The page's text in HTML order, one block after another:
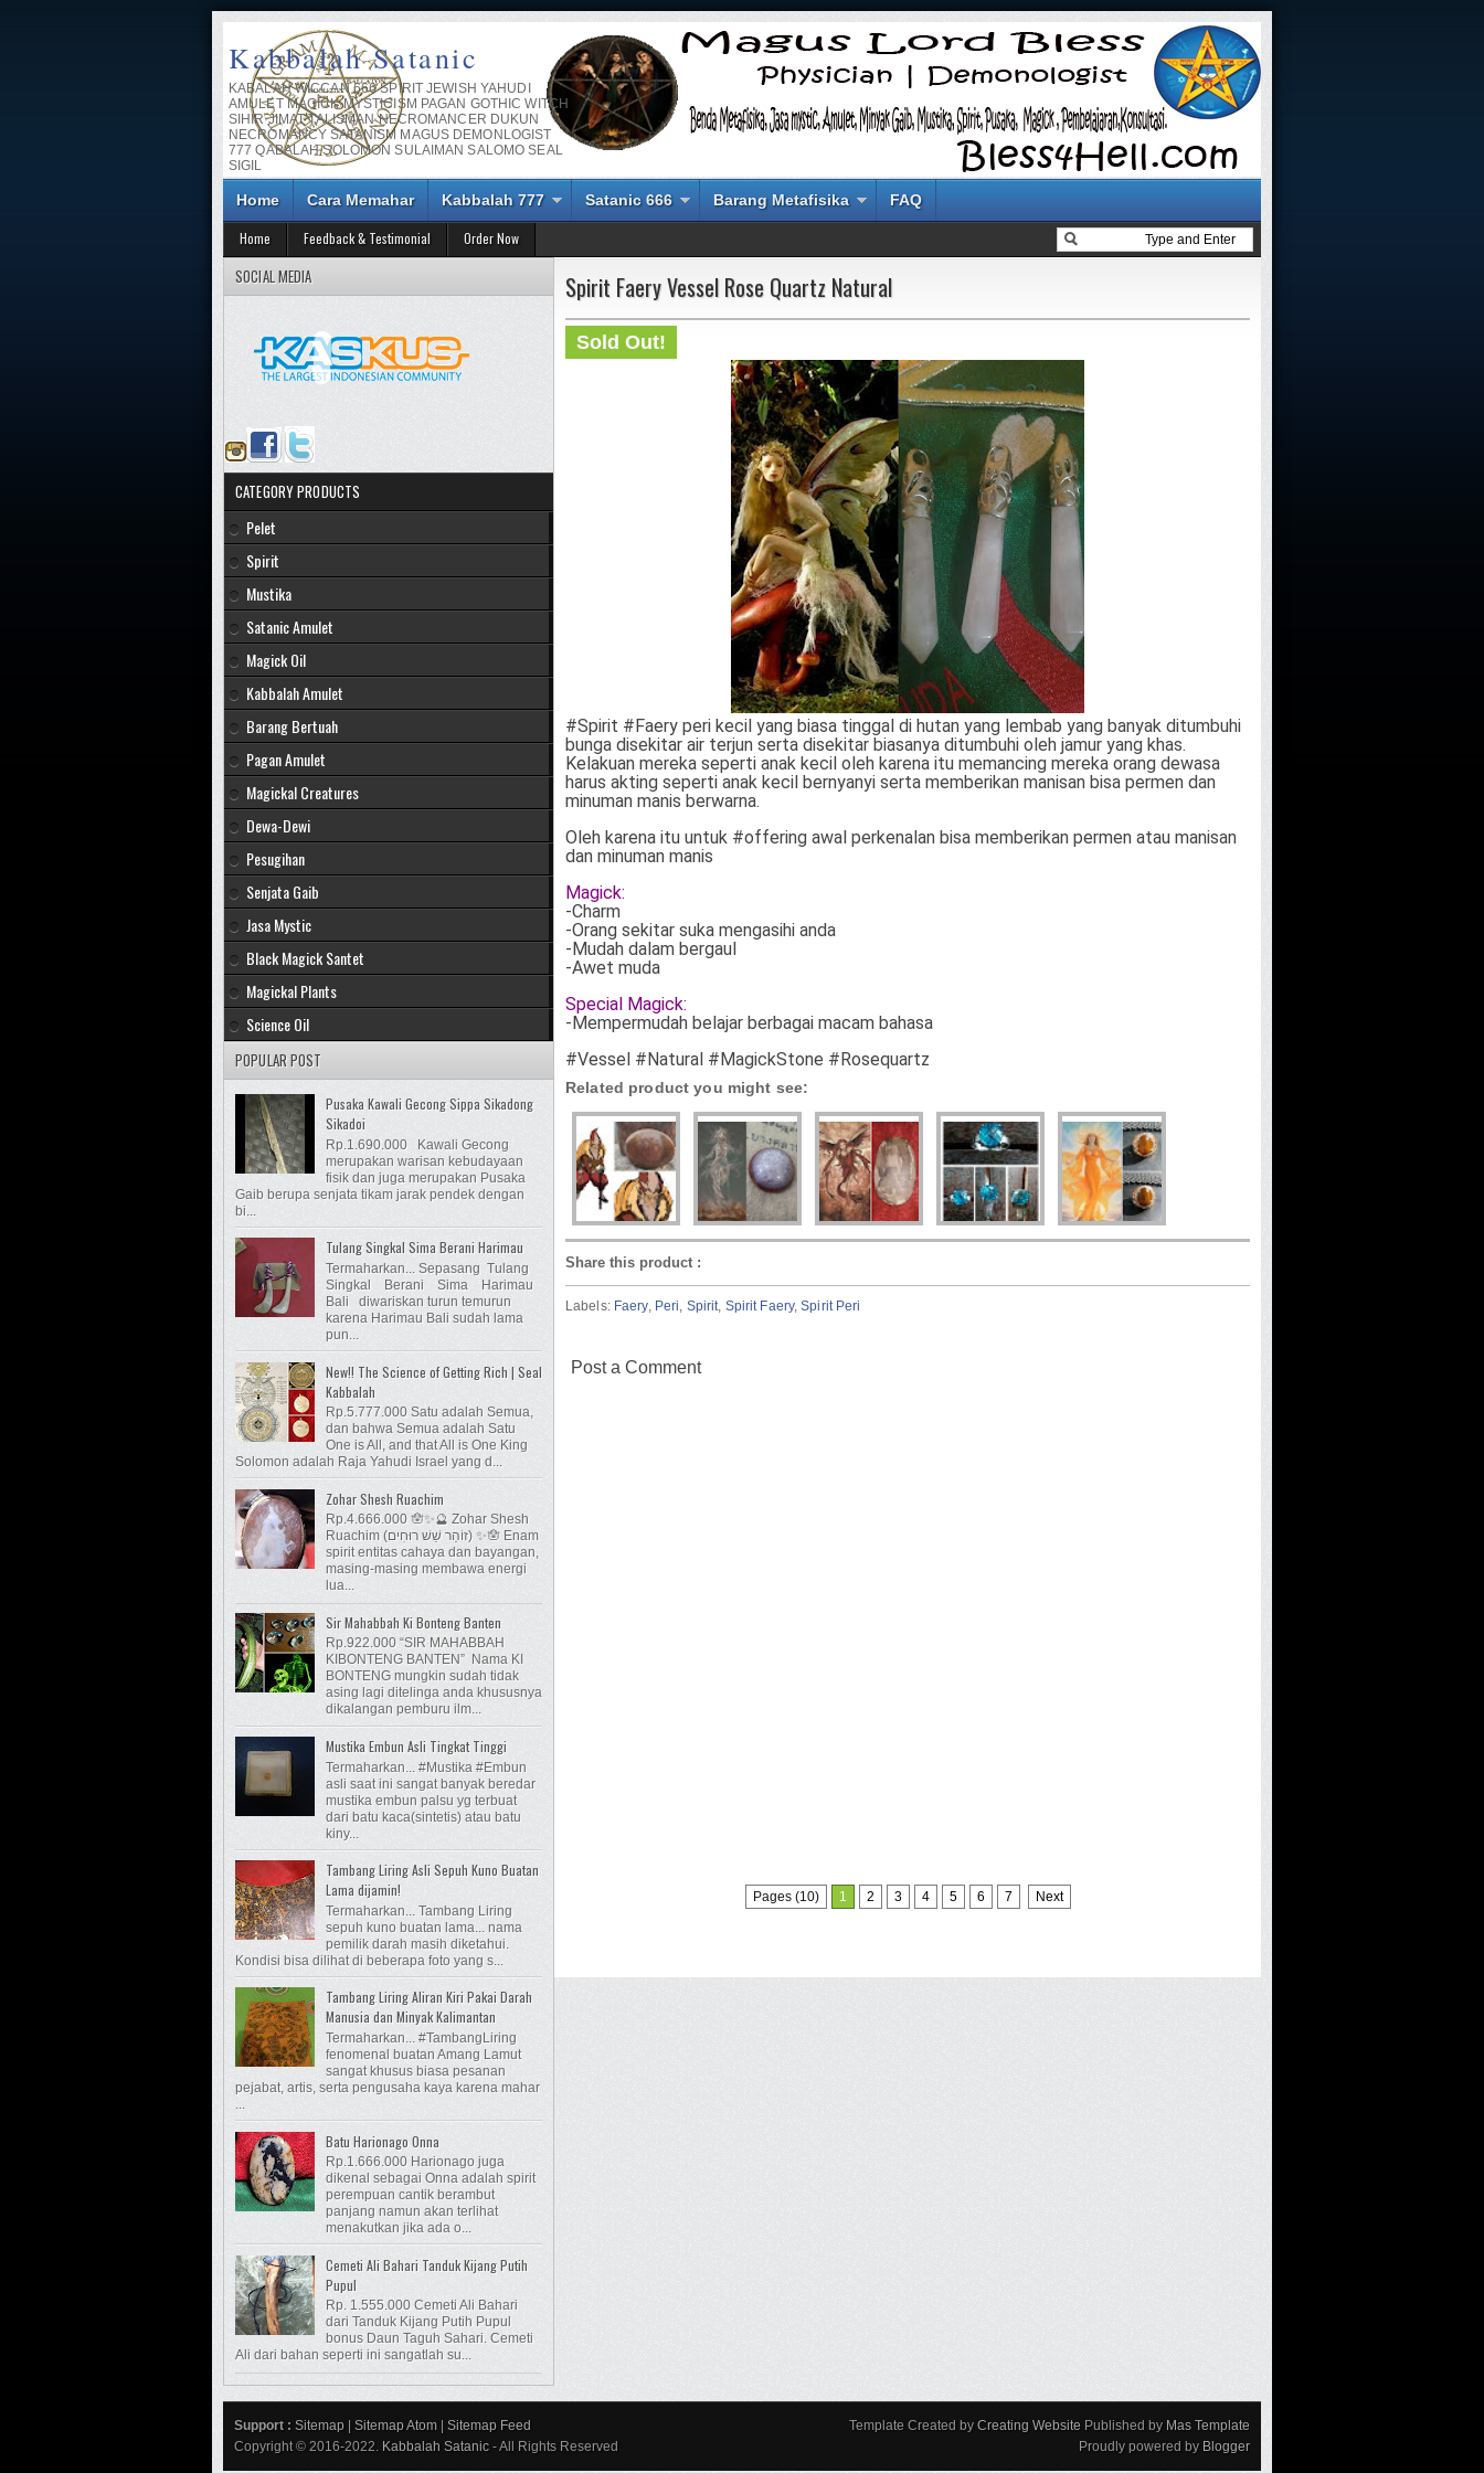
Kabbalah Satanic
KABALAH WICCAN 666 SPIRIT JEWISH YAHUDI
AMULET MAGICK MYSTICISM PAGAN GOTHIC WITCH
SIHIR JIMAT TALISMAN NECROMANCER DUKUN
NECROMANCY SATANISM MAGUS DEMONLOGIST
777 QABALAH SOLOMON SULAIMAN SALOMO SEAL
SIGIL
Home Cara Memahar Kabbalah 777 Satanic 666 Barang Metafisika FAQ
Home Feedback & Testimonial Order Now
Spirit Faery Vessel Rose Quartz Natural
Sold Out!
#Spirit #Faery peri kecil yang biasa tinggal di hutan yang lembab yang banyak ditumbuhi
bunga disekitar air terjun serta disekitar biasanya ditumbuhi oleh jamur yang khas.
Kelakuan mereka seperti anak kecil oleh karena itu memancing mereka orang dewasa
harus akting seperti anak kecil bernyanyi serta memberikan manisan bisa permen dan
minuman manis berwarna.
Oleh karena itu untuk #offering awal perkenalan bisa memberikan permen atau manisan
dan minuman manis
Magick:
-Charm
-Orang sekitar suka mengasihi anda
-Mudah dalam bergaul
-Awet muda
Special Magick:
-Mempermudah belajar berbagai macam bahasa
#Vessel #Natural #MagickStone #Rosequartz
Related product you might see:
Share this product :
Labels: Faery, Peri, Spirit, Spirit Faery,Spirit Peri
Post a Comment
Pages (10) 1 2 3 4 5 6 7 Next
SOCIAL MEDIA
CATEGORY PRODUCTS
Pelet
Spirit
Mustika
Satanic Amulet
Magick Oil
Kabbalah Amulet
Barang Bertuah
Pagan Amulet
Magickal Creatures
Dewa-Dewi
Pesugihan
Senjata Gaib
Jasa Mystic
Black Magick Santet
Magickal Plants
Science Oil
POPULAR POST
Pusaka Kawali Gecong Sippa Sikadong
Sikadoi
Rp.1.690.000 Kawali Gecong
merupakan warisan kebudayaan
fisik dan juga merupakan Pusaka
Gaib berupa senjata tikam jarak pendek dengan
bi...
Tulang Singkal Sima Berani Harimau
Termaharkan... Sepasang Tulang
Singkal Berani Sima Harimau
Bali diwariskan turun temurun
karena Harimau Bali sudah lama
pun...
New!! The Science of Getting Rich | Seal
Kabbalah
Rp.5.777.000 Satu adalah Semua,
dan bahwa Semua adalah Satu
One is All, and that All is One King
Solomon adalah Raja Yahudi Israel yang d...
Zohar Shesh Ruachim
Rp.4.666.000 🪬✨🔮 Zohar Shesh
Ruachim (זוֹהַר שֵׁשׁ רוּחִים) ✨🪬 Enam
spirit entitas cahaya dan bayangan,
masing-masing membawa energi
lua...
Sir Mahabbah Ki Bonteng Banten
Rp.922.000 “SIR MAHABBAH
KIBONTENG BANTEN” Nama KI
BONTENG mungkin sudah tidak
asing lagi ditelinga anda khususnya
dikalangan pemburu ilm...
Mustika Embun Asli Tingkat Tinggi
Termaharkan... #Mustika #Embun
asli saat ini sangat banyak beredar
mustika embun palsu yg terbuat
dari batu kaca(sintetis) atau batu
kiny...
Tambang Liring Asli Sepuh Kuno Buatan
Lama dijamin!
Termaharkan... Tambang Liring
sepuh kuno buatan lama... nama
pemilik darah masih diketahui.
Kondisi bisa dilihat di beberapa foto yang s...
Tambang Liring Aliran Kiri Pakai Darah
Manusia dan Minyak Kalimantan
Termaharkan... #TambangLiring
fenomenal buatan Amang Lamut
sangat khusus biasa pesanan
pejabat, artis, serta pengusaha kaya karena mahar
...
Batu Harionago Onna
Rp.1.666.000 Harionago juga
dikenal sebagai Onna adalah spirit
perempuan cantik berambut
panjang namun akan terlihat
menakutkan jika ada o...
Cemeti Ali Bahari Tanduk Kijang Putih
Pupul
Rp. 1.555.000 Cemeti Ali Bahari
dari Tanduk Kijang Putih Pupul
bonus Daun Taguh Sahari. Cemeti
Ali dari bahan seperti ini sangatlah su...
Support : Sitemap | Sitemap Atom | Sitemap Feed
Copyright © 2016-2022. Kabbalah Satanic - All Rights Reserved
Template Created by Creating Website Published by Mas Template
Proudly powered by Blogger